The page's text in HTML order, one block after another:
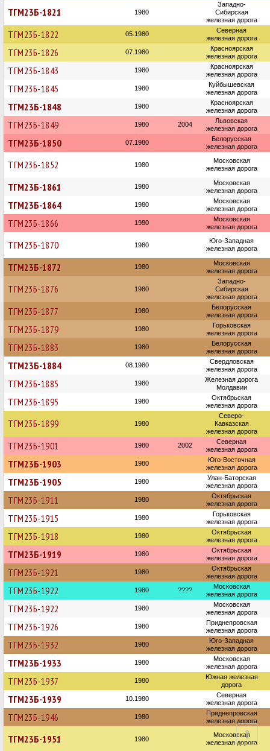
ТГМ23Б-1821 1980
Западно-
Сибирская
железная дорога
ТГМ23Б-1822 05.1980
Северная
железная дорога
ТГМ23Б-1826 07.1980
Красноярская
железная дорога
ТГМ23Б-1843 1980
Красноярская
железная дорога
ТГМ23Б-1845 1980
Куйбышевская
железная дорога
ТГМ23Б-1848 1980
Красноярская
железная дорога
ТГМ23Б-1849 1980 2004
Львовская
железная дорога
ТГМ23Б-1850 07.1980
Белорусская
железная дорога
ТГМ23Б-1852 1980
Московская
железная дорога
ТГМ23Б-1861 1980
Московская
железная дорога
ТГМ23Б-1864 1980
Московская
железная дорога
ТГМ23Б-1866 1980
Московская
железная дорога
ТГМ23Б-1870 1980
Юго-Западная
железная дорога
ТГМ23Б-1872 1980
Московская
железная дорога
ТГМ23Б-1876 1980
Западно-
Сибирская
железная дорога
ТГМ23Б-1877 1980
Белорусская
железная дорога
ТГМ23Б-1879 1980
Горьковская
железная дорога
ТГМ23Б-1883 1980
Белорусская
железная дорога
ТГМ23Б-1884 08.1980
Свердловская
железная дорога
ТГМ23Б-1885 1980
Железная дорога
Молдавии
ТГМ23Б-1895 1980
Октябрьская
железная дорога
ТГМ23Б-1899 1980
Северо-
Кавказская
железная дорога
ТГМ23Б-1901 1980 2002
Северная
железная дорога
ТГМ23Б-1903 1980
Юго-Восточная
железная дорога
ТГМ23Б-1905 1980
Улан-Баторская
железная дорога
ТГМ23Б-1911 1980
Октябрьская
железная дорога
ТГМ23Б-1915 1980
Горьковская
железная дорога
ТГМ23Б-1918 1980
Октябрьская
железная дорога
ТГМ23Б-1919 1980
Октябрьская
железная дорога
ТГМ23Б-1921 1980
Октябрьская
железная дорога
ТГМ23Б-1922 1980 ????
Московская
железная дорога
ТГМ23Б-1922 1980
Московская
железная дорога
ТГМ23Б-1926 1980
Приднепровская
железная дорога
ТГМ23Б-1932 1980
Юго-Западная
железная дорога
ТГМ23Б-1933 1980
Московская
железная дорога
ТГМ23Б-1937 1980
Южная железная
дорога
ТГМ23Б-1939 10.1980
Северная
железная дорога
ТГМ23Б-1946 1980
Приднепровская
железная дорога
ТГМ23Б-1951 1980
Московская
железная дорога